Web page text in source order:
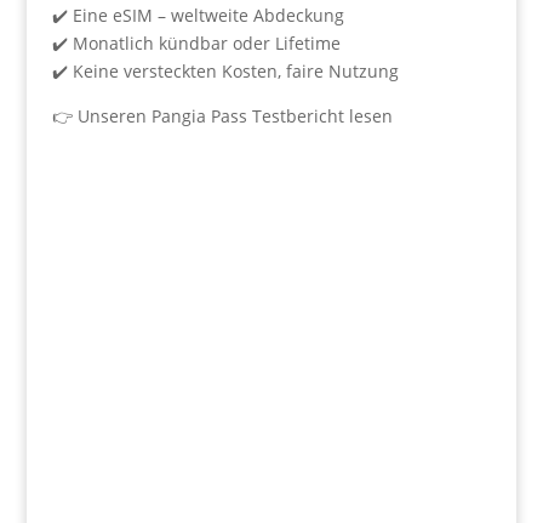
✔️ Eine eSIM – weltweite Abdeckung
✔️ Monatlich kündbar oder Lifetime
✔️ Keine versteckten Kosten, faire Nutzung
👉 Unseren Pangia Pass Testbericht lesen